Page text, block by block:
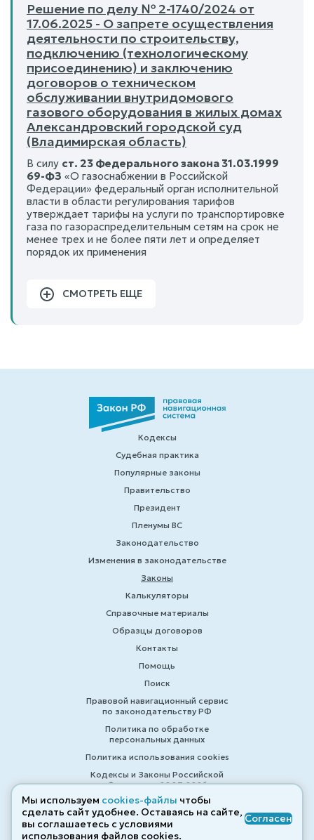
Решение по делу № 2-1740/2024 от
17.06.2025 - О запрете осуществления
деятельности по строительству,
подключению (технологическому
присоединению) и заключению
договоров о техническом
обслуживании внутридомового
газового оборудования в жилых домах
Александровский городской суд
(Владимирская область)
В силу ст. 23 Федерального закона 31.03.1999
69-ФЗ «О газоснабжении в Российской
Федерации» федеральный орган исполнительной
власти в области регулирования тарифов
утверждает тарифы на услуги по транспортировке
газа по газораспределительным сетям на срок не
менее трех и не более пяти лет и определяет
порядок их применения
СМОТРЕТЬ ЕЩЕ
Кодексы
Судебная практика
Популярные законы
Правительство
Президент
Пленумы ВС
Законодательство
Изменения в законодательстве
Законы
Калькуляторы
Справочные материалы
Образцы договоров
Контакты
Помощь
Поиск
Правовой навигационный сервис
по законодательству РФ
Политика по обработке
персональных данных
Политика использования cookies
Кодексы и Законы Российской
Федерации 2007-2026
© ZAKONRF.INFO
Мы используем cookies-файлы чтобы
сделать сайт удобнее. Оставаясь на сайте,
вы соглашаетесь с условиями
использования файлов cооkies.
Согласен